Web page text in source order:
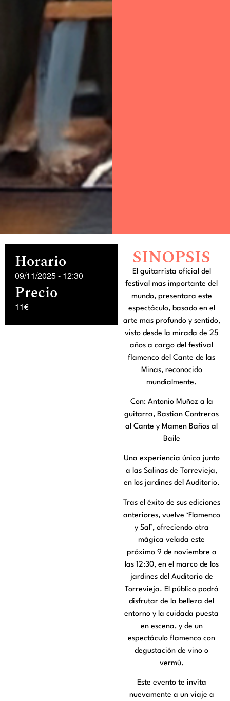
Horario
09/11/2025- 12:30
Precio
11€
SINOPSIS
El guitarrista oficial del
festival mas importante del
mundo, presentara este
espectáculo, basado en el
arte mas profundo y sentido,
visto desde la mirada de 25
años a cargo del festival
flamenco del Cante de las
Minas, reconocido
mundialmente.
Con: Antonio Muñoz a la
guitarra, Bastian Contreras
al Cante y Mamen Baños al
Baile
Una experiencia única junto
a las Salinas de Torrevieja,
en los jardines del Auditorio.
Tras el éxito de sus ediciones
anteriores, vuelve ‘Flamenco
y Sal’, ofreciendo otra
mágica velada este
próximo 9 de noviembre a
las 12:30, en el marco de los
jardines del Auditorio de
Torrevieja. El público podrá
disfrutar de la belleza del
entorno y la cuidada puesta
en escena, y de un
espectáculo flamenco con
degustación de vino o
vermú.
Este evento te invita
nuevamente a un viaje a